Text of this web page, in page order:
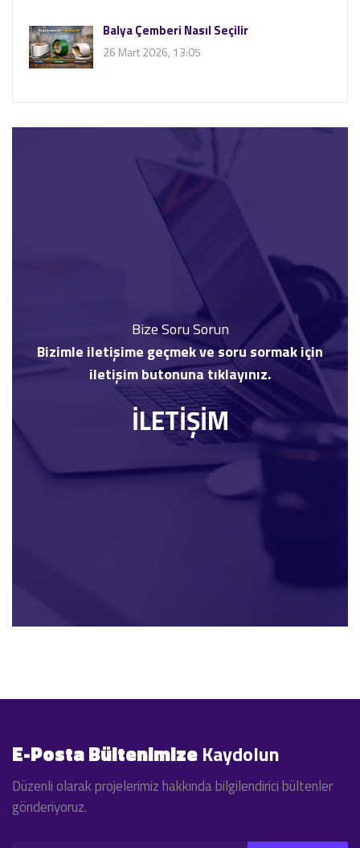
Balya Çemberi Nasıl Seçilir
26 Mart 2026, 13:05
Bize Soru Sorun
Bizimle iletişime geçmek ve soru sormak için
iletişim butonuna tıklayınız.
İLETİŞİM
E-Posta BültenimizeKaydolun
Düzenli olarak projelerimiz hakkında bilgilendirici bültenler
gönderiyoruz.